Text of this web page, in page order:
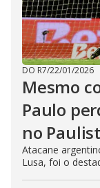
DO R7/22/01/2026
Mesmo
Paulo
no
Atacane
Lusa, foi o